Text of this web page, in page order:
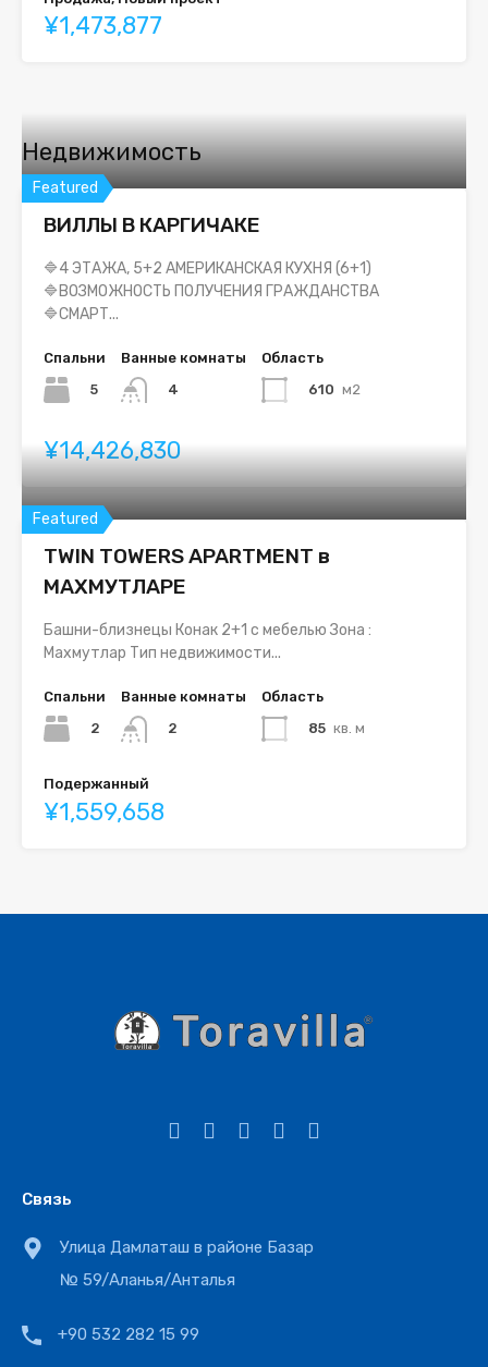
¥1,473,877
Недвижимость
Featured
ВИЛЛЫ В КАРГИЧАКЕ
🔷4 ЭТАЖА, 5+2 АМЕРИКАНСКАЯ КУХНЯ (6+1)
🔷ВОЗМОЖНОСТЬ ПОЛУЧЕНИЯ ГРАЖДАНСТВА
🔷СМАРТ...
Спальни
5
Ванные комнаты
4
Область
610 м2
¥14,426,830
Featured
TWIN TOWERS APARTMENT в
МАХМУТЛАРЕ
Башни-близнецы Конак 2+1 с мебелью Зона :
Махмутлар Тип недвижимости...
Спальни
2
Ванные комнаты
2
Область
85 кв. м
Подержанный
¥1,559,658
Связь
Улица Дамлаташ в районе Базар
№ 59/Аланья/Анталья
+90 532 282 15 99